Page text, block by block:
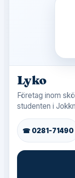
Lyko
Företag inom
studenten i
☎ 0281-71490